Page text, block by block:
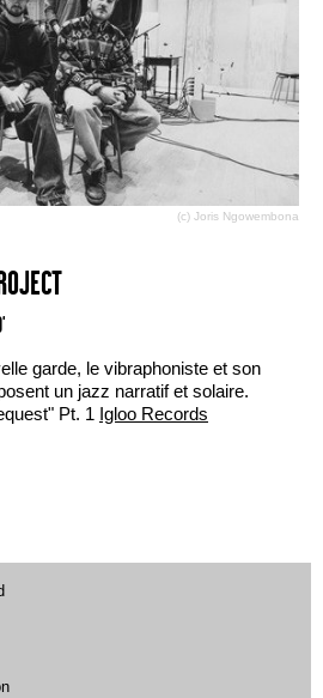
(c) Joris Ngowembona
garde, le vibraphoniste et son
un jazz narratif et solaire.
Pt. 1 Igloo Records